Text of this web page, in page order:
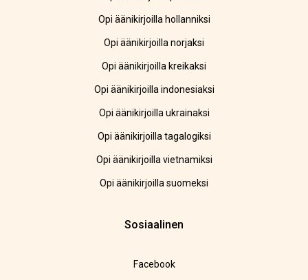
Opi äänikirjoilla hollanniksi
Opi äänikirjoilla norjaksi
Opi äänikirjoilla kreikaksi
Opi äänikirjoilla indonesiaksi
Opi äänikirjoilla ukrainaksi
Opi äänikirjoilla tagalogiksi
Opi äänikirjoilla vietnamiksi
Opi äänikirjoilla suomeksi
Sosiaalinen
Facebook